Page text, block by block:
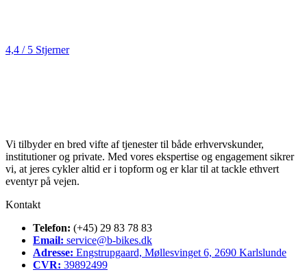
4,4 / 5 Stjerner
Vi tilbyder en bred vifte af tjenester til både erhvervskunder,
institutioner og private. Med vores ekspertise og engagement sikrer
vi, at jeres cykler altid er i topform og er klar til at tackle ethvert
eventyr på vejen.
Kontakt
Telefon: (+45) 29 83 78 83
Email: service@b-bikes.dk
Adresse: Engstrupgaard, Møllesvinget 6, 2690 Karlslunde
CVR: 39892499